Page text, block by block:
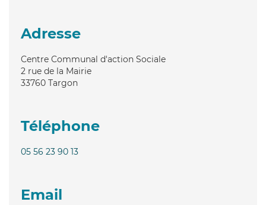
Adresse
Centre Communal d'action Sociale
2 rue de la Mairie
33760 Targon
Téléphone
05 56 23 90 13
Email